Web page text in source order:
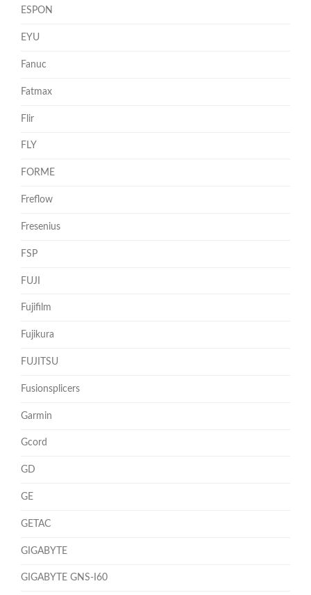
ESPON
EYU
Fanuc
Fatmax
Flir
FLY
FORME
Freflow
Fresenius
FSP
FUJI
Fujifilm
Fujikura
FUJITSU
Fusionsplicers
Garmin
Gcord
GD
GE
GETAC
GIGABYTE
GIGABYTE GNS-I60